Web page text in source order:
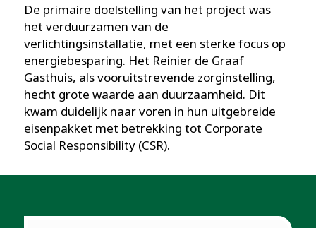
De primaire doelstelling van het project was
het verduurzamen van de
verlichtingsinstallatie, met een sterke focus op
energiebesparing. Het Reinier de Graaf
Gasthuis, als vooruitstrevende zorginstelling,
hecht grote waarde aan duurzaamheid. Dit
kwam duidelijk naar voren in hun uitgebreide
eisenpakket met betrekking tot Corporate
Social Responsibility (CSR).